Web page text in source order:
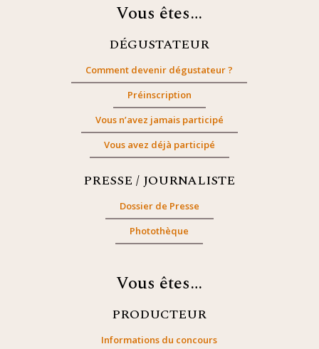
Vous êtes…
DÉGUSTATEUR
Comment devenir dégustateur ?
Préinscription
Vous n’avez jamais participé
Vous avez déjà participé
PRESSE / JOURNALISTE
Dossier de Presse
Photothèque
Vous êtes…
PRODUCTEUR
Informations du concours